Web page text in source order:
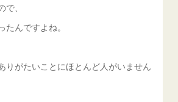
、
んですよね。
りがたいことにほとんど人がいません